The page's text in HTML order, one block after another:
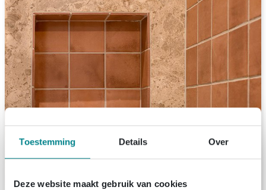
Toestemming Details Over
Deze website maakt gebruik van cookies